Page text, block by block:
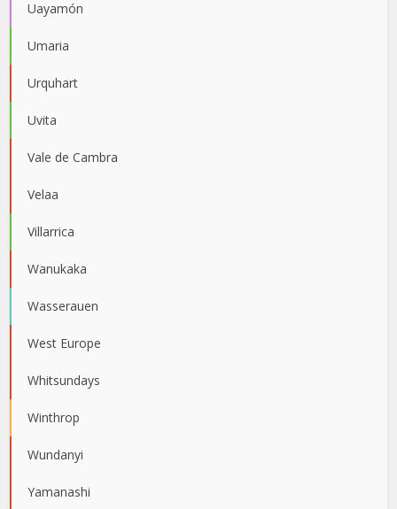
Uayamón
Umaria
Urquhart
Uvita
Vale de Cambra
Velaa
Villarrica
Wanukaka
Wasserauen
West Europe
Whitsundays
Winthrop
Wundanyi
Yamanashi